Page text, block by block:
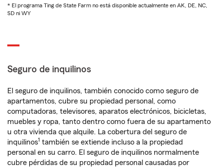
* El programa Ting de State Farm no está disponible actualmente en AK, DE, NC,
SD ni WY
Seguro de inquilinos
El seguro de inquilinos, también conocido como seguro de
apartamentos, cubre su propiedad personal, como
computadoras, televisores, aparatos electrónicos, bicicletas,
muebles y ropa, tanto dentro como fuera de su apartamento
u otra vivienda que alquile. La cobertura del seguro de
inquilinos1 también se extiende incluso a la propiedad
personal en su carro. El seguro de inquilinos normalmente
cubre pérdidas de su propiedad personal causadas por